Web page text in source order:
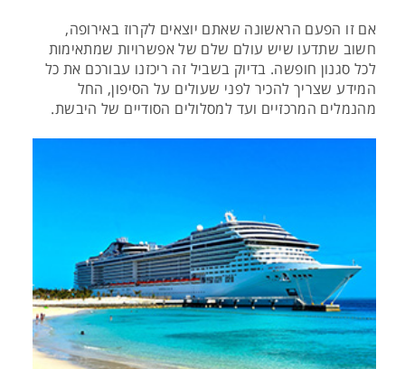
אם זו הפעם הראשונה שאתם יוצאים לקרוז באירופה,
חשוב שתדעו שיש עולם שלם של אפשרויות שמתאימות
לכל סגנון חופשה. בדיוק בשביל זה ריכזנו עבורכם את כל
המידע שצריך להכיר לפני שעולים על הסיפון, החל
מהנמלים המרכזיים ועד למסלולים הסודיים של היבשת.